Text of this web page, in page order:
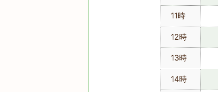
11時
12時
13時
14時